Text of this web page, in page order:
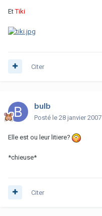
EtTiki
Citer
bulb
Posté le 28 janvier 2007
Elle est ou leur litiere?
*chieuse*
Citer